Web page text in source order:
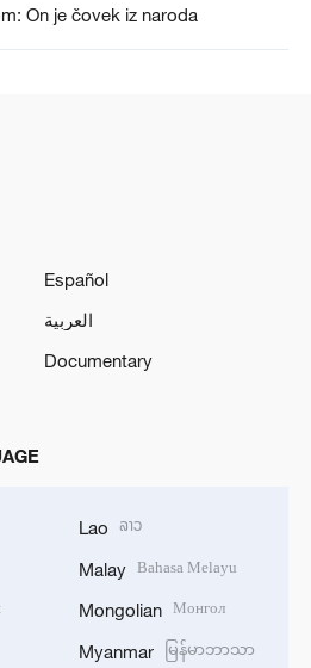
On je čovek iz naroda
Español
العربية
Documentary
Lao ລາວ
Malay Bahasa Melayu
Mongolian Монгол
Myanmar မြန်မာဘာသာ